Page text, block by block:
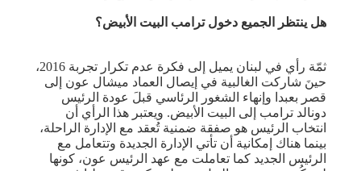
هل ينتظر الجميع دخول ترامب البيت الأبيض؟
ثمّة رأي في لبنان يميل إلى فكرة عدم تكرار تجربة 2016،
حينَ شاركت الغالبية في إيصال العماد ميشال عون إلى
قصر بعبدا وإنهاء الشغور الرئاسي قبلَ عودة الرئيس
دونالد ترامب إلى البيت الأبيض. ويعتبر هذا الرأي أن
انتخاب الرئيس هو صفقة ضمنية تُعقد مع الإدارة الراحلة،
بينما هناك إمكانية أن تأتي الإدارة الجديدة وتتعامل مع
الرئيس الجديد كما تعاملت مع عهد الرئيس عون، كونها